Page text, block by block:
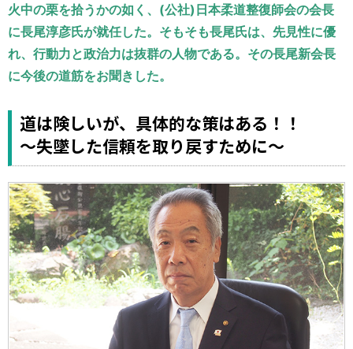
火中の栗を拾うかの如く、(公社)日本柔道整復師会の会長
に長尾淳彦氏が就任した。そもそも長尾氏は、先見性に優
れ、行動力と政治力は抜群の人物である。その長尾新会長
に今後の道筋をお聞きした。
道は険しいが、具体的な策はある！！
～失墜した信頼を取り戻すために～